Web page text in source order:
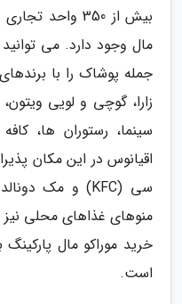
بیش از 350
مال وجود دارد. می
زارا، گوچی و لویی
سینما، رستوران ها،
اقیانوس در این مکان
منوهای غذاهای محلی نیز
است.